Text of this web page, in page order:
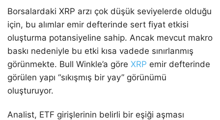
Borsalardaki XRP arzı çok düşük seviyelerde olduğu
için, bu alımlar emir defterinde sert fiyat etkisi
oluşturma potansiyeline sahip. Ancak mevcut makro
baskı nedeniyle bu etki kısa vadede sınırlanmış
görünmekte. Bull Winkle’a göre XRP emir defterinde
görülen yapı “sıkışmış bir yay” görünümü
oluşturuyor.
Analist, ETF girişlerinin belirli bir eşiği aşması